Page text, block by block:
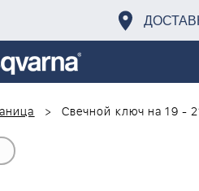
Свечной ключ на 19 -